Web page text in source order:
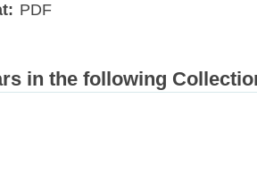
PDF
in the following